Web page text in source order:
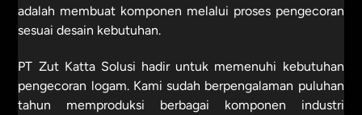
adalah membuat komponen melalui proses pengecoran
sesuai desain kebutuhan.
PT Zut Katta Solusi hadir untuk memenuhi kebutuhan
pengecoran logam. Kami sudah berpengalaman puluhan
tahun memproduksi berbagai komponen industri